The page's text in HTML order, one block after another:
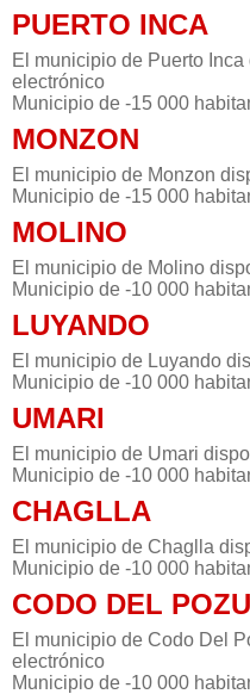
PUERTO INCA
El municipio de Puerto
electrónico
Municipio de -15 000
MONZON
El municipio de Monzon
Municipio de -15 000
MOLINO
El municipio de Molino
Municipio de -10 000
LUYANDO
El municipio de Luyando
Municipio de -10 000
UMARI
El municipio de Umari
Municipio de -10 000
CHAGLLA
El municipio de Chaglla
Municipio de -10 000
CODO DEL
El municipio de Codo Del
electrónico
Municipio de -10 000